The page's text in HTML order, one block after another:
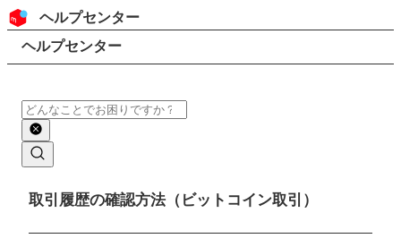
コンテンツにスキップ
ヘッダー
ヘルプセンター
検索
パンくずリスト
ヘルプセンター
検索
メインコンテンツ
取引履歴の確認方法（ビットコイン取引）